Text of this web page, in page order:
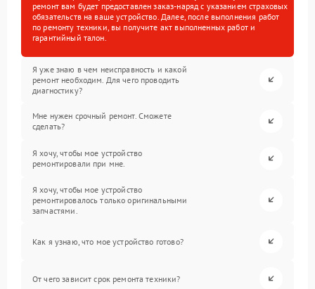
ремонт вам будет предоставлен заказ-наряд с указанием страховых
обязательств на ваше устройство. Далее, после выполнения работ
по ремонту техники, вы получите акт выполненных работ и
гарантийный талон.
Я уже знаю в чем неисправность и какой
ремонт необходим. Для чего проводить
диагностику?
Мне нужен срочный ремонт. Сможете
сделать?
Я хочу, чтобы мое устройство
ремонтировали при мне.
Я хочу, чтобы мое устройство
ремонтировалось только оригинальными
запчастями.
Как я узнаю, что мое устройство готово?
От чего зависит срок ремонта техники?